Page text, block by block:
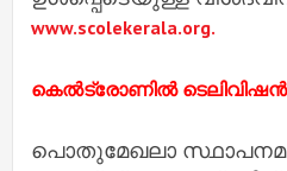
www.scolekerala.org.
കെല്‍ട്രോണില്‍
പൊതുമേഖലാ